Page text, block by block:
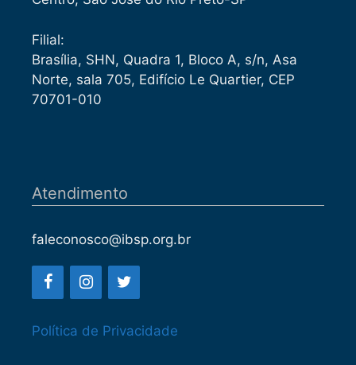
Filial:
Brasília, SHN, Quadra 1, Bloco A, s/n, Asa
Norte, sala 705, Edifício Le Quartier, CEP
70701-010
Atendimento
faleconosco@ibsp.org.br
Política de Privacidade